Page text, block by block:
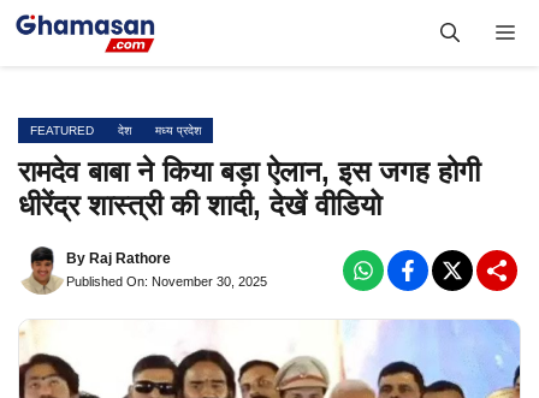
Skip
FEATURED देश मध्य प्रदेश
रामदेव बाबा ने किया बड़ा ऐलान, इस जगह होगी
धीरेंद्र शास्त्री की शादी, देखें वीडियो
By Raj Rathore
Published On: November 30, 2025